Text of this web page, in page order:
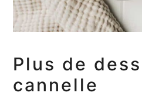
Plus de
cannelle